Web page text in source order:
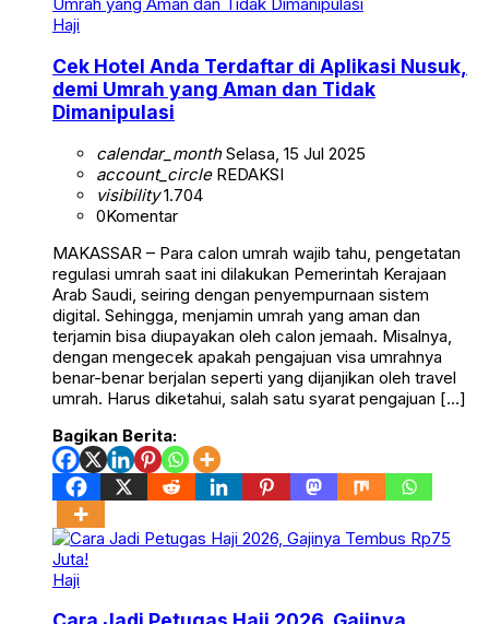
Haji
Cek Hotel Anda Terdaftar di Aplikasi Nusuk,
demi Umrah yang Aman dan Tidak
Dimanipulasi
calendar_monthSelasa, 15 Jul 2025
account_circleREDAKSI
visibility1.704
0Komentar
MAKASSAR – Para calon umrah wajib tahu, pengetatan
regulasi umrah saat ini dilakukan Pemerintah Kerajaan
Arab Saudi, seiring dengan penyempurnaan sistem
digital. Sehingga, menjamin umrah yang aman dan
terjamin bisa diupayakan oleh calon jemaah. Misalnya,
dengan mengecek apakah pengajuan visa umrahnya
benar-benar berjalan seperti yang dijanjikan oleh travel
umrah. Harus diketahui, salah satu syarat pengajuan […]
Bagikan Berita:
Haji